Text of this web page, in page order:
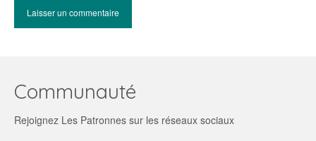
Communauté
Rejoignez Les Patronnes sur les réseaux sociaux